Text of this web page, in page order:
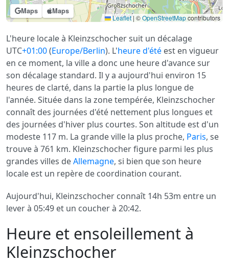
Maps Maps
Leaflet | ©OpenStreetMapcontributors
L'heure locale à Kleinzschocher suit un décalage
UTC+01:00(Europe/Berlin). L'heure d'été est en vigueur
en ce moment, la ville a donc une heure d'avance sur
son décalage standard. Il y a aujourd'hui environ 15
heures de clarté, dans la partie la plus longue de
l'année. Située dans la zone tempérée, Kleinzschocher
connaît des journées d'été nettement plus longues et
des journées d'hiver plus courtes. Son altitude est d'un
modeste 117 m. La grande ville la plus proche, Paris, se
trouve à 761 km. Kleinzschocher figure parmi les plus
grandes villes deAllemagne, si bien que son heure
locale est un repère de coordination courant.
Aujourd'hui, Kleinzschocher connaît 14h 53m entre un
lever à 05:49 et un coucher à 20:42.
Heure et ensoleillement à
Kleinzschocher